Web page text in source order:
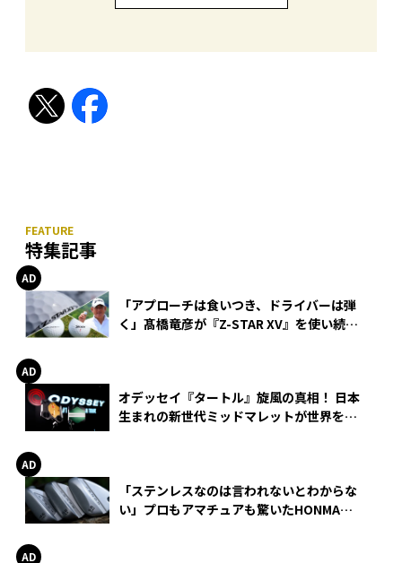
特集記事
「アプローチは食いつき、ドライバーは弾
く」髙橋竜彦が『Z-STAR XV』を使い続け
オデッセイ『タートル』旋風の真相！ 日本
生まれの新世代ミッドマレットが世界を席
「ステンレスなのは言われないとわからな
い」プロもアマチュアも驚いたHONMA